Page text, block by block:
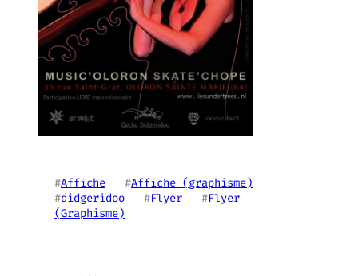
#Affiche
   #
Affiche (graphisme)
#didgeridoo
   #
Flyer
   #
Flyer
(Graphisme)